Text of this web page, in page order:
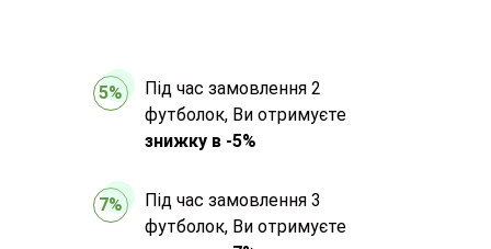
5%
Під час замовлення 2
футболок, Ви отримуєте
знижку в -5%
7%
Під час замовлення 3
футболок, Ви отримуєте